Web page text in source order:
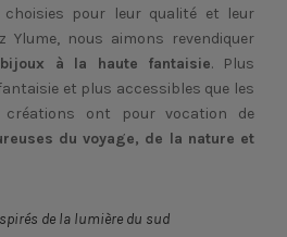
choisies pour leur qualité et leur
Ylume, nous aimons revendiquer
à la haute fantaisie. Plus
et plus accessibles que les
créations ont pour vocation de
du voyage, de la nature et
de la lumière du sud